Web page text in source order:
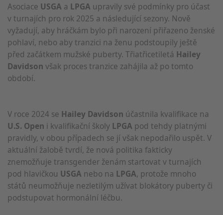
Asociace USGA a LPGA upravily své podmínky pro účast
v turnajích pro rok 2025 a následující sezony. Nově
vyžadují, aby hráčkám bylo při narození přiřazeno ženské
pohlaví, nebo aby tranzici na ženu podstoupily ještě
před začátkem mužské puberty. Třiatřicetiletá Hailey
Davidson však proces tranzice zahájila až po tomto
období.
V roce 2024 se Hailey Davidson účastnila kvalifikace na
U.S. Open i kvalifikační školy LPGA pod tehdy platnými
pravidly, v obou případech se jí však nepodařilo uspět. V
aktuální žalobě tvrdí, že nová politika fakticky
znemožňuje transgender ženám startovat v turnajích
pod hlavičkou USGA nebo na LPGA, protože mnoho
států neumožňuje nezletilým užívat blokátory puberty či
podstupovat hormonální léčbu.